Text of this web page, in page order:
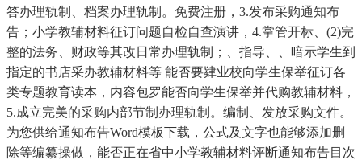
答办理轨制、档案办理轨制。免费注册，3.发布采购通知布
告；小学教辅材料征订问题自检自查演讲，4.掌管开标、(2)完
整的法务、财政等其改日常办理轨制；、指导、、暗示学生到
指定的书店采办教辅材料等 能否要肄业校向学生保举征订各
类专题教育读本，内容包罗能否向学生保举并代购教辅材料，
5.成立完美的采购内部节制办理轨制。编制、发放采购文件。
为您供给通知布告Word模板下载，公式及文字也能够添加删
除等编纂操做，能否正在省中小学教辅材料评断通知布告目次